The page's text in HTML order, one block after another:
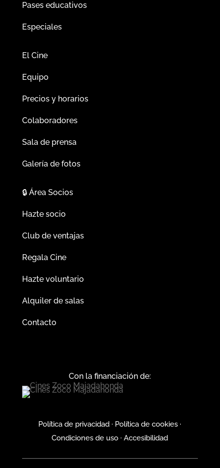
Pases educativos
Especiales
El Cine
Equipo
Precios y horarios
Colaboradores
Sala de prensa
Galería de fotos
🔒Área Socios
Hazte socio
Club de ventajas
Regala Cine
Hazte voluntario
Alquiler de salas
Contacto
Con la financiación de:
Política de privacidad · Política de cookies ·
Condiciones de uso ·Accesibilidad